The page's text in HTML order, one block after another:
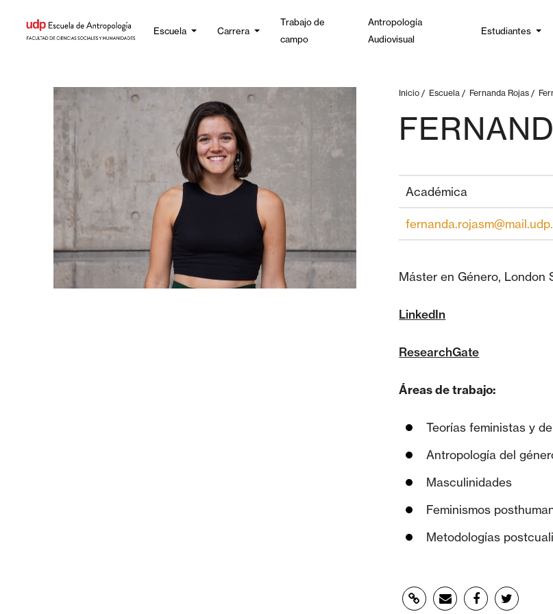
Escuela Carrera
Trabajo de
campo
Antropología
Audiovisual
Estudiantes
Inicio / Escuela / Fernanda Rojas /
Académica
Máster en Género, London
LinkedIn
ResearchGate
Áreas de trabajo:
Teorías feministas y
Antropología del
Masculinidades
Feminismos
Metodologías